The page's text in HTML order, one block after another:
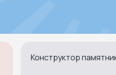
Конструктор